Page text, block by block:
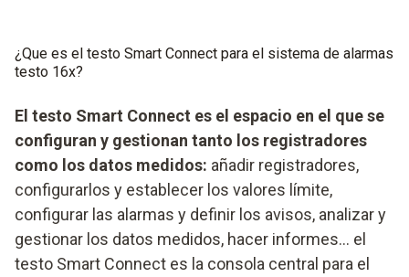
¿Que es el testo Smart Connect para el sistema de alarmas
testo 16x?
El testo Smart Connect es el espacio en el que se
configuran y gestionan tanto los registradores
como los datos medidos: añadir registradores,
configurarlos y establecer los valores límite,
configurar las alarmas y definir los avisos, analizar y
gestionar los datos medidos, hacer informes... el
testo Smart Connect es la consola central para el